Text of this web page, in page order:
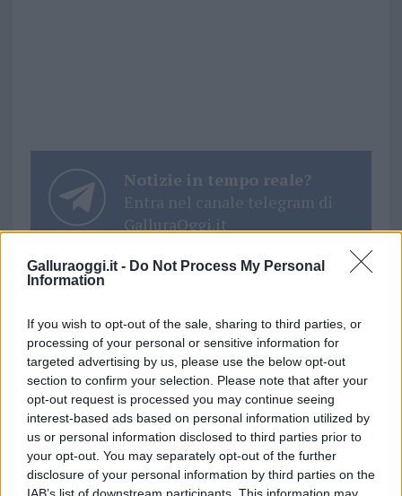
Galluraoggi.it - Do Not Process My Personal
Information
If you wish to opt-out of the sale, sharing to third parties, or
processing of your personal or sensitive information for
targeted advertising by us, please use the below opt-out
section to confirm your selection. Please note that after your
opt-out request is processed you may continue seeing
interest-based ads based on personal information utilized by
us or personal information disclosed to third parties prior to
your opt-out. You may separately opt-out of the further
disclosure of your personal information by third parties on the
IAB’s list of downstream participants. This information may
Notizie in tempo reale?
Entra nel canale telegram di
GalluraOggi.it
Inviaci le tue segnalazioni,
i tuoi video e le tue foto
Su WhatsApp al numero +39
345 356 7512
Ricevi le nostre ultime news